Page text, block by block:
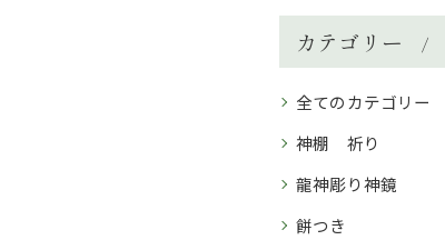
カテゴリー
全てのカテゴリー
神棚 祈り
龍神彫り神鏡
餅つき